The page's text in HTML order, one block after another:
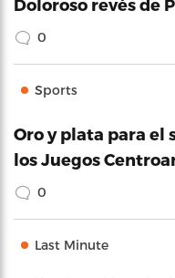
Doloroso revés de
0
Sports
Oro y plata para el
los Juegos
0
Last Minute